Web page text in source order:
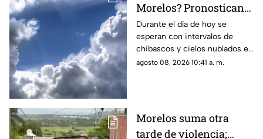
Morelos? Pronostican
tardes nubladas con
chubascos en estos
municipios
Durante el día de hoy se
esperan con intervalos de
chibascos y cielos nublados en
diferentes municipios de
agosto 08, 2026 10:41 a. m.
Morelos suma otra
tarde de violencia;